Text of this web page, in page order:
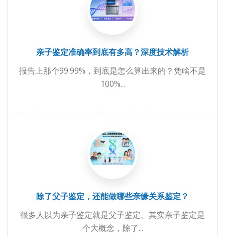
亲子鉴定准确率到底有多高？深度技术解析
报告上那个99.99%，到底是怎么算出来的？凭啥不是
100%...
除了父子鉴定，还能做哪些亲缘关系鉴定？
很多人以为亲子鉴定就是父子鉴定。其实亲子鉴定是
个大概念，除了...